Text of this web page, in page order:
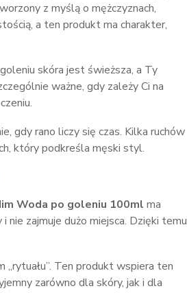
z myślą o mężczyznach,
a ten produkt ma charakter,
skóra jest świeższa, a Ty
ważne, gdy zależy Ci na
gdy rano liczy się czas. Kilka ruchów
który podkreśla męski styl.
Woda po goleniu 100ml ma
zajmuje dużo miejsca. Dzięki temu
Ten produkt wspiera ten
zarówno dla skóry, jak i dla